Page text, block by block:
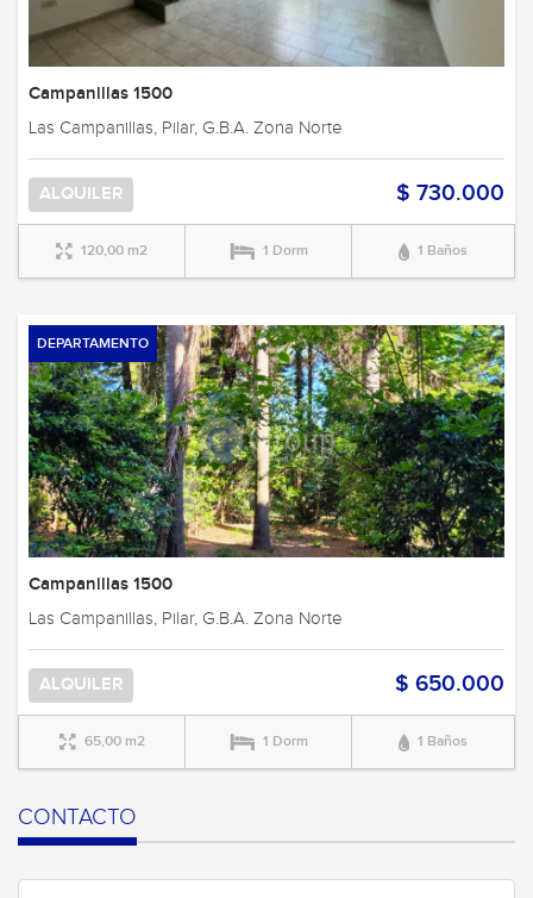
Campanillas 1500
Las Campanillas, Pilar, G.B.A. Zona Norte
ALQUILER $ 730.000
120,00 m2 1 Dorm 1 Baños
DEPARTAMENTO
Campanillas 1500
Las Campanillas, Pilar, G.B.A. Zona Norte
ALQUILER $ 650.000
65,00 m2 1 Dorm 1 Baños
CONTACTO